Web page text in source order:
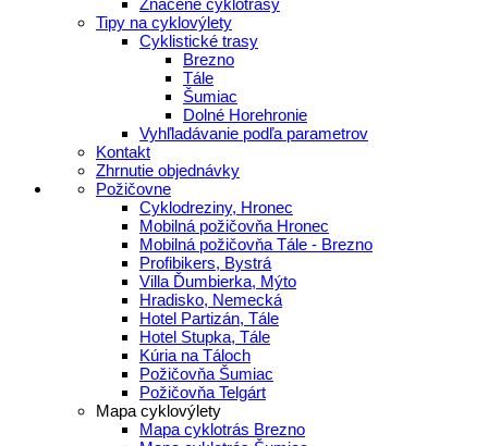
Značené cyklotrasy
Tipy na cyklovýlety
Cyklistické trasy
Brezno
Tále
Šumiac
Dolné Horehronie
Vyhľladávanie podľa parametrov
Kontakt
Zhrnutie objednávky
Požičovne
Cyklodreziny, Hronec
Mobilná požičovňa Hronec
Mobilná požičovňa Tále - Brezno
Profibikers, Bystrá
Villa Ďumbierka, Mýto
Hradisko, Nemecká
Hotel Partizán, Tále
Hotel Stupka, Tále
Kúria na Táloch
Požičovňa Šumiac
Požičovňa Telgárt
Mapa cyklovýlety
Mapa cyklotrás Brezno